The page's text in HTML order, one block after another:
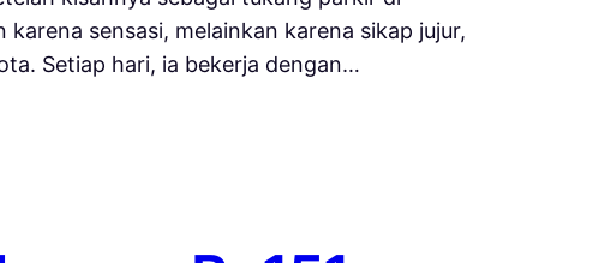
sensasi, melainkan karena sikap jujur,
Setiap hari, ia bekerja dengan…